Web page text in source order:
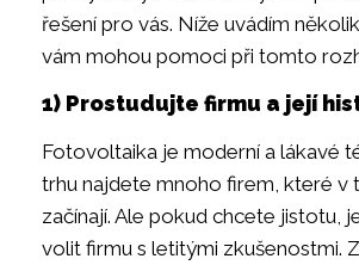
řešení pro vás. Níže uvádím
vám mohou pomoci při tomto
1) Prostudujte firmu a její
Fotovoltaika je moderní a lákavé
trhu najdete mnoho firem, které
začínají. Ale pokud chcete jistotu,
volit firmu s letitými zkušenostmi.